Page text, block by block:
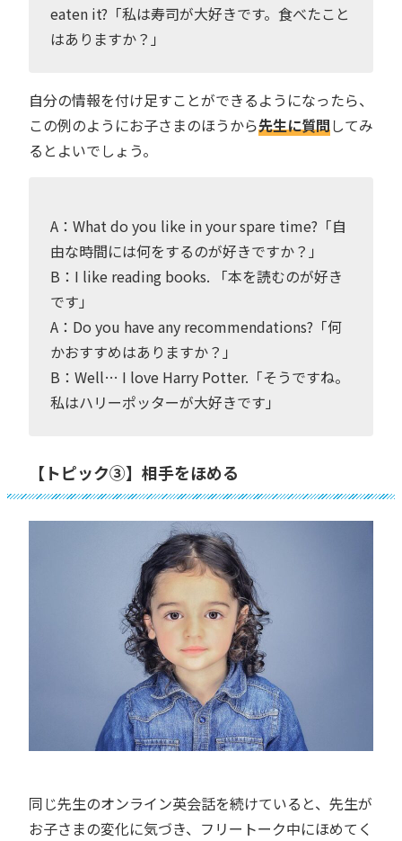
eaten it?「私は寿司が大好きです。食べたこと
はありますか？」
自分の情報を付け足すことができるようになったら、
この例のようにお子さまのほうから先生に質問してみ
るとよいでしょう。
A：What do you like in your spare time?「自
由な時間には何をするのが好きですか？」
B：I like reading books. 「本を読むのが好き
です」
A：Do you have any recommendations?「何
かおすすめはありますか？」
B：Well… I love Harry Potter.「そうですね。
私はハリーポッターが大好きです」
【トピック③】相手をほめる
同じ先生のオンライン英会話を続けていると、先生が
お子さまの変化に気づき、フリートーク中にほめてく